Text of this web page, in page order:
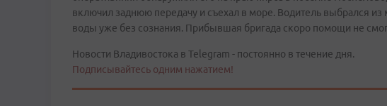
включил заднюю передачу и съехал в море. Водитель выбрался
воды уже без сознания. Прибывшая бригада скоро помощи не
Новости Владивостока в Telegram - постоянно в течение дня.
Подписывайтесь одним нажатием!